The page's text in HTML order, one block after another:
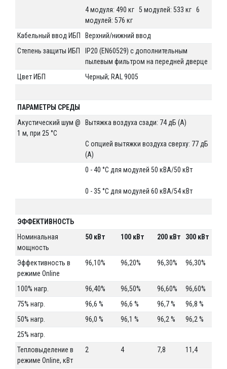
4 модуля: 490 кг 5 модулей: 533 кг 6
модулей: 576 кг
Кабельный ввод ИБП
Верхний/нижний ввод
Степень защиты ИБП
IP20 (EN60529) с дополнительным
пылевым фильтром на передней дверце
Цвет ИБП
Черный; RAL 9005
ПАРАМЕТРЫ СРЕДЫ
Акустический шум @
1 м, при 25 °C
Вытяжка воздуха сзади: 74 дБ (A)
С опцией вытяжки воздуха сверху: 77 дБ
(A)
0 - 40 °C для модулей 50 кВА/50 кВт
0 - 35 °C для модулей 60 кВА/54 кВт
ЭФФЕКТИВНОСТЬ
Номинальная
мощность
50 кВт 100 кВт 200 кВт 300 кВт
Эффективность в
режиме Online
96,10% 96,20% 96,30% 96,30%
100% нагр. 96,40% 96,50% 96,60%
96,60%
75% нагр.
96,6 % 96,6 % 96,7 %
96,8 %
50% нагр.
96,0 % 96,1 % 96,2 %
96,2 %
25% нагр.
Тепловыделение в
режиме Online, кВт
2 4 7,8 11,4